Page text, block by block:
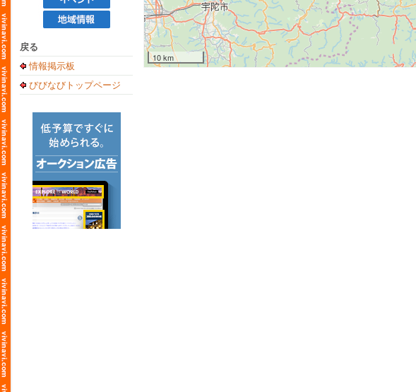
戻る
情報掲示板
びびなびトップページ
10 km